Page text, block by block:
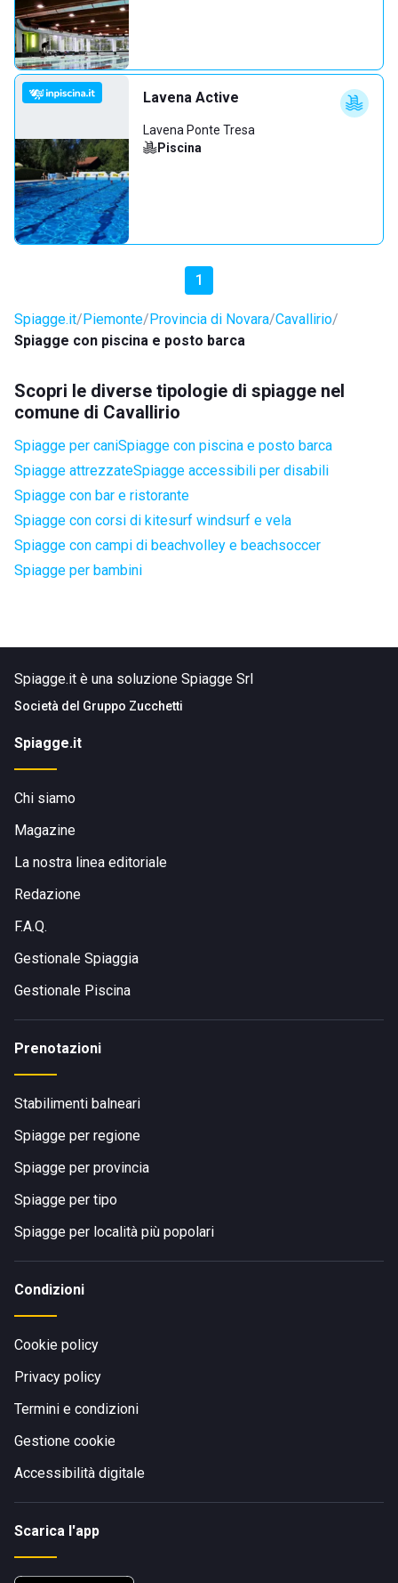
Lavena Active
Lavena Ponte Tresa
Piscina
1
Spiagge.it Piemonte Provincia di Novara Cavallirio
Spiagge con piscina e posto barca
Scopri le diverse tipologie di spiagge nel
comune di Cavallirio
Spiagge per caniSpiagge con piscina e posto barca
Spiagge attrezzateSpiagge accessibili per disabili
Spiagge con bar e ristorante
Spiagge con corsi di kitesurf windsurf e vela
Spiagge con campi di beachvolley e beachsoccer
Spiagge per bambini
Spiagge.it è una soluzione Spiagge Srl
Società del Gruppo Zucchetti
Spiagge.it
Chi siamo
Magazine
La nostra linea editoriale
Redazione
F.A.Q.
Gestionale Spiaggia
Gestionale Piscina
Prenotazioni
Stabilimenti balneari
Spiagge per regione
Spiagge per provincia
Spiagge per tipo
Spiagge per località più popolari
Condizioni
Cookie policy
Privacy policy
Termini e condizioni
Gestione cookie
Accessibilità digitale
Scarica l'app